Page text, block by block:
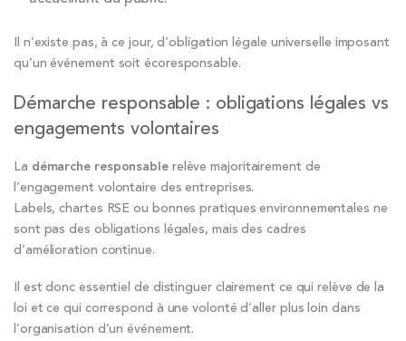
Il n’existe pas, à ce jour, d’obligation légale universelle imposant
qu’un événement soit écoresponsable.
Démarche responsable : obligations légales vs
engagements volontaires
La démarche responsablerelève majoritairement de
l’engagement volontaire des entreprises.
Labels, chartes RSE ou bonnes pratiques environnementales ne
sont pas des obligations légales, mais des cadres
d’amélioration continue.
Il est donc essentiel de distinguer clairement ce qui relève de la
loi et ce qui correspond à une volonté d’aller plus loin dans
l’organisation d’un événement.